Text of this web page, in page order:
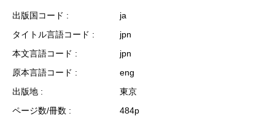
出版国コード
ja
タイトル言語コード
jpn
本文言語コード
jpn
原本言語コード
eng
出版地
東京
ページ数/冊数
484p